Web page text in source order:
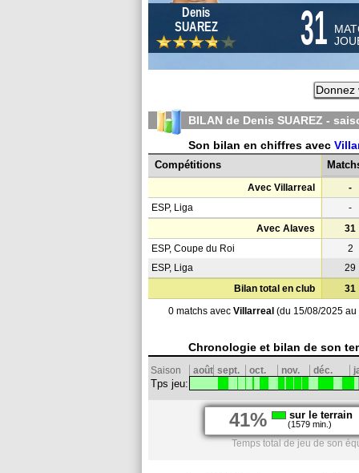
Denis
SUAREZ
31
Donnez
BILAN de Denis SUAREZ -
Son bilan en chiffres avec
Compétitions
Avec Villarreal -
ESP, Liga
-
Avec Alaves
31
ESP, Coupe du Roi
2
ESP, Liga
29
Bilan total en club
31
0 matchs avec Villarreal (du 15/08/2025
Chronologie et bilan de son
Saison août sept. oct. nov. déc.
Tps jeu:
41% sur le terrain
(1579 min.)
Temps total de jeu de son